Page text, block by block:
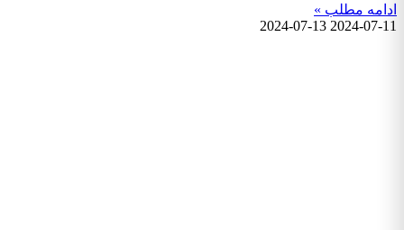
ادامه مطلب »
2024-07-11
2024-07-13